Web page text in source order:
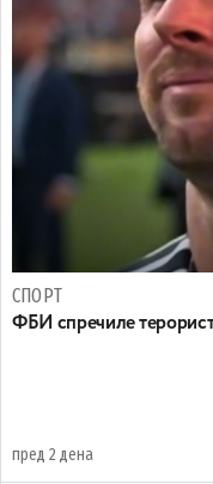
СПОРТ
ФБИ спречиле
пред 2 дена